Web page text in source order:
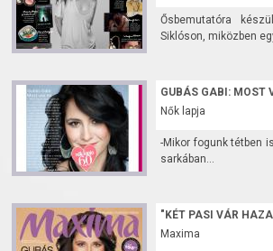
Ősbemutatóra
Siklóson, miközben
GUBÁS GABI: MOST
Nők lapja
-Mikor fogunk tétben
sarkában...
"KÉT PASI VÁR
Maxima